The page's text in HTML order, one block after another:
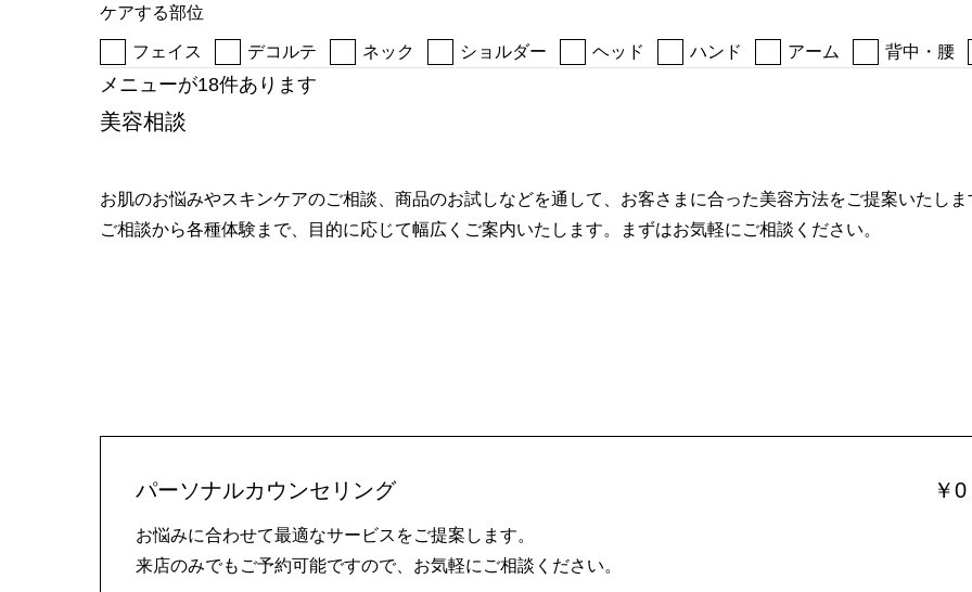
ケアする部位
フェイス デコルテ ネック ショルダー ヘッド ハンド アーム 背中・腰
メニューが18件あります
美容相談
お肌のお悩みやスキンケアのご相談、商品のお試しなどを通して、お客さまに合った美容方法をご提案いたしま
ご相談から各種体験まで、目的に応じて幅広くご案内いたします。まずはお気軽にご相談ください。
パーソナルカウンセリング ￥0
お悩みに合わせて最適なサービスをご提案します。
来店のみでもご予約可能ですので、お気軽にご相談ください。